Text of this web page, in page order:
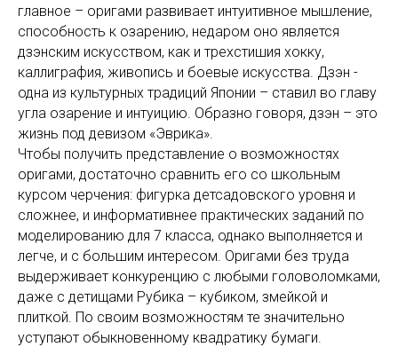
главное – оригами развивает интуитивное мышление,
способность к озарению, недаром оно является
дзэнским искусством, как и трехстишия хокку,
каллиграфия, живопись и боевые искусства. Дзэн -
одна из культурных традиций Японии – ставил во главу
угла озарение и интуицию. Образно говоря, дзэн – это
жизнь под девизом «Эврика».
Чтобы получить представление о возможностях
оригами, достаточно сравнить его со школьным
курсом черчения: фигурка детсадовского уровня и
сложнее, и информативнее практических заданий по
моделированию для 7 класса, однако выполняется и
легче, и с большим интересом. Оригами без труда
выдерживает конкуренцию с любыми головоломками,
даже с детищами Рубика – кубиком, змейкой и
плиткой. По своим возможностям те значительно
уступают обыкновенному квадратику бумаги.